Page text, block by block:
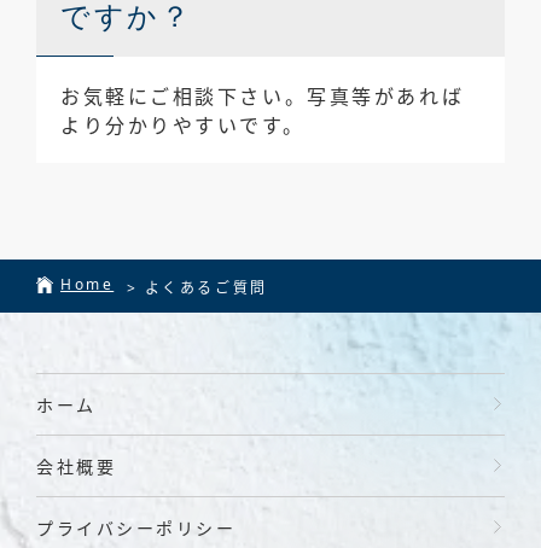
ですか？
お気軽にご相談下さい。写真等があれば
より分かりやすいです。
Home > よくあるご質問
ホーム
会社概要
プライバシーポリシー